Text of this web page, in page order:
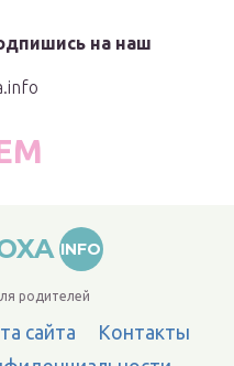
на наш
INFO
родителей
сайта
Контакты